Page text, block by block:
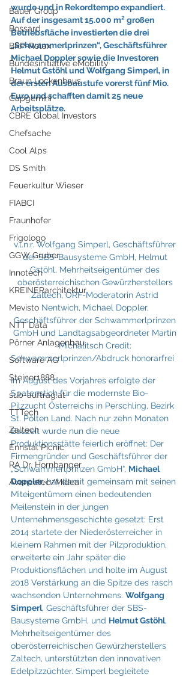
Bauer Group
Bossard
BRP-Rotax
Bundesinitiative eMobility
Braun Lockenhaus
Capgemini
CBRE Global Investors
Chefsache
Cool Alps
DS Smith
Feuerkultur Wieser
FIABCI
Fraunhofer
Frigologo
GGW Gruber
Innotech
KREINERarchitektur
Mevisto
NTT Data
Pörner Anlagenbau
Software AG
Steiner1888
sub-auftrag.at
TTTech
Zaltech
Ennstal Picnic
RA Dr. Hornbanger
Avancetec/Midea
wurde und in Rekordtempo expandiert.
Auf der insgesamt 15.000 m² großen
Betriebsfläche investierten die drei
„Schwammerlprinzen“, Geschäftsführer
Michael Doppler sowie die Investoren
Helmut Gstöhl und Wolfgang Simperl, in
der ersten Ausbaustufe vorerst fünf Mio.
Euro und schafften damit 25 neue
Arbeitsplätze.
v.l.n.r. Wolfgang Simperl, Geschäftsführer
der SBS-Bausysteme GmbH, Helmut
Gstöhl, Mehrheitseigentümer des
oberösterreichischen Gewürzherstellers
Zaltech, ORF-Moderatorin Astrid
Nentwich, Michael Doppler,
Geschäftsführer der Schwammerlprinzen
GmbH und Landtagsabgeordneter Martin
Michalitsch Credit:
Schwammerlprinzen/Abdruck honorarfrei
Im August des Vorjahres erfolgte der
Spatenstich für die modernste Bio-
Pilzzucht Österreichs in Perschling, Bezirk
St. Pölten Land. Nach nur zehn Monaten
Bauzeit wurde nun die neue
Produktionsstätte feierlich eröffnet: Der
Firmengründer und Geschäftsführer der
„Schwammerlprinzen GmbH“, Michael
Doppler, hat damit gemeinsam mit seinen
Miteigentümern einen bedeutenden
Meilenstein in der jungen
Unternehmensgeschichte gesetzt: Erst
2014 startete der Niederösterreicher in
kleinem Rahmen mit der Pilzproduktion,
erweiterte ein Jahr später die
Produktionsflächen und holte im August
2018 Verstärkung an die Spitze des rasch
wachsenden Unternehmens. Wolfgang
Simperl, Geschäftsführer der SBS-
Bausysteme GmbH, und Helmut Gstöhl,
Mehrheitseigentümer des
oberösterreichischen Gewürzherstellers
Zaltech, unterstützten den innovativen
Edelpilzzüchter. Simperl begleitete